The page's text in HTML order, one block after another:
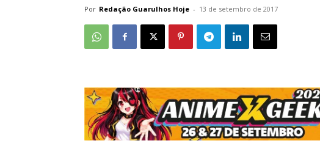
Por Redação Guarulhos Hoje - 13 de setembro de 2017